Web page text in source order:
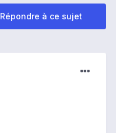
Répondre à ce sujet